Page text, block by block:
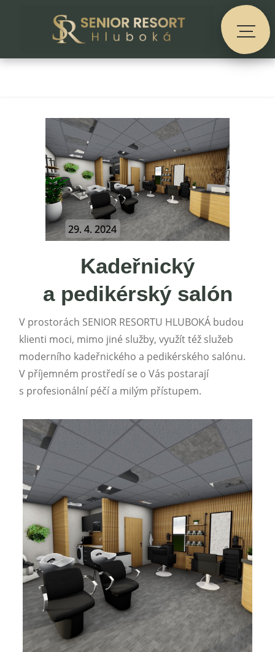
Kadeřnický
a pedikérský salón
V prostorách SENIOR RESORTU HLUBOKÁ budou
klienti moci, mimo jiné služby, využít též služeb
moderního kadeřnického a pedikérského salónu.
V příjemném prostředí se o Vás postarají
s profesionální péčí a milým přístupem.
29. 4. 2024